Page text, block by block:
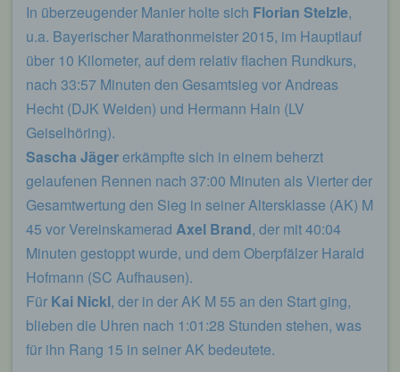
In überzeugender Manier holte sich Florian Stelzle,
u.a. Bayerischer Marathonmeister 2015, im Hauptlauf
über 10 Kilometer, auf dem relativ flachen Rundkurs,
nach 33:57 Minuten den Gesamtsieg vor Andreas
Hecht (DJK Weiden) und Hermann Hain (LV
Geiselhöring).
Sascha Jägererkämpfte sich in einem beherzt
gelaufenen Rennen nach 37:00 Minuten als Vierter der
Gesamtwertung den Sieg in seiner Altersklasse (AK) M
45 vor Vereinskamerad Axel Brand, der mit 40:04
Minuten gestoppt wurde, und dem Oberpfälzer Harald
Hofmann (SC Aufhausen).
Für Kai Nickl, der in der AK M 55 an den Start ging,
blieben die Uhren nach 1:01:28 Stunden stehen, was
für ihn Rang 15 in seiner AK bedeutete.
verwendet wird. Die von der betroffenen Person
eingegebenen personenbezogenen Daten werden
ausschließlich für die interne Verwendung bei dem
für die Verarbeitung Verantwortlichen und für
eigene Zwecke erhoben und gespeichert. Der für
die Verarbeitung Verantwortliche kann die
Weitergabe an einen oder mehrere
Auftragsverarbeiter, beispielsweise einen
Paketdienstleister, veranlassen, der die
personenbezogenen Daten ebenfalls
ausschließlich für eine interne Verwendung, die
dem für die Verarbeitung Verantwortlichen
zuzurechnen ist, nutzt.
Durch eine Registrierung auf der Internetseite des
für die Verarbeitung Verantwortlichen wird ferner
die vom Internet-Service-Provider (ISP) der
Datum sowie die Uhrzeit der Registrierung
gespeichert. Die Speicherung dieser Daten erfolgt
vor dem Hintergrund, dass nur so der Missbrauch